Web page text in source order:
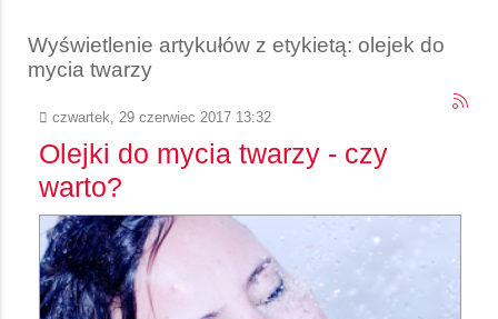
Wyświetlenie artykułów z etykietą: olejek do
mycia twarzy
czwartek, 29 czerwiec 2017 13:32
Olejki do mycia twarzy - czy
warto?